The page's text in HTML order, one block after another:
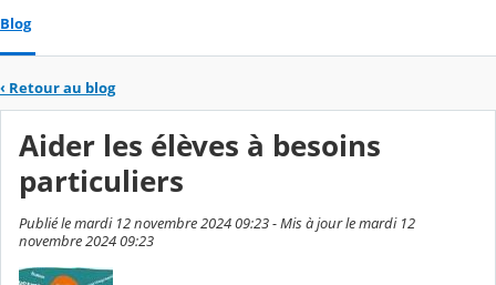
Blog
‹ Retour au blog
Aider les élèves à besoins
particuliers
Publié le mardi 12 novembre 2024 09:23 - Mis à jour le mardi 12
novembre 2024 09:23